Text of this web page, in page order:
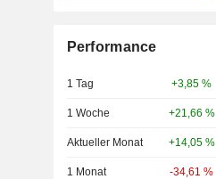
Performance
1 Tag +3,85 %
1 Woche +21,66 %
Aktueller Monat +14,05 %
1 Monat -34,61 %